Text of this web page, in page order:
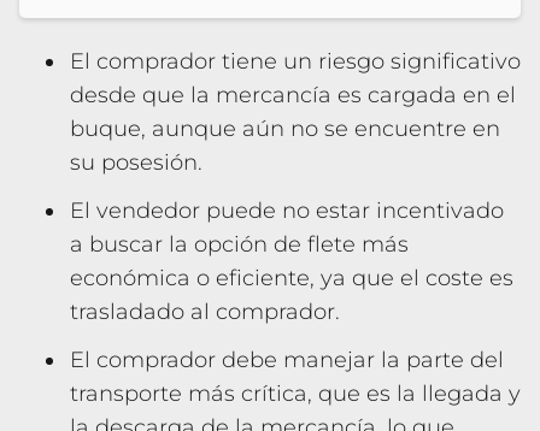
El comprador tiene un riesgo significativo
desde que la mercancía es cargada en el
buque, aunque aún no se encuentre en
su posesión.
El vendedor puede no estar incentivado
a buscar la opción de flete más
económica o eficiente, ya que el coste es
trasladado al comprador.
El comprador debe manejar la parte del
transporte más crítica, que es la llegada y